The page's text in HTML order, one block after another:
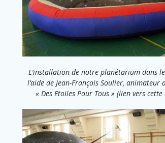
L’installation de notre planétarium dans le
l’aide de Jean-François Soulier, animateur
« Des Etoiles Pour Tous » (lien vers